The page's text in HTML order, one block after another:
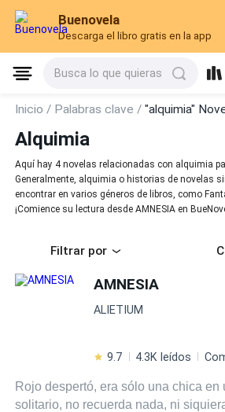
Buenovela
Descarga el libro gratis en la app
Busca lo que quieras
Inicio / Palabras clave /"alquimia"
Alquimia
Aquí hay 4 novelas relacionadas con alquimia
Generalmente, alquimia o historias de novelas
encontrar en varios géneros de libros, como
¡Comience su lectura desde AMNESIA en
Filtrar por
AMNESIA
ALIETIUM
9.7 4.3K leídos
Rojo despertó, era sólo una chica en
solitario, no recuerda nada, ni